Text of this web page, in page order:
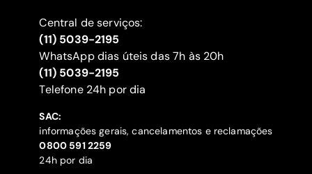
Central de serviços:
(11) 5039-2195
WhatsApp dias úteis das 7h às 20h
(11) 5039-2195
‍Telefone 24h por dia
SAC:
informações gerais, cancelamentos e reclamações
‍0800 591 2259
24h por dia